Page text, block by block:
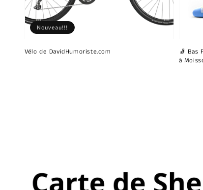
Vélo de DavidHumoriste.com
Nouveau!!!
🧦 Bas
à